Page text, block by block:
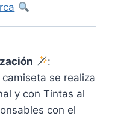
:
se realiza
y con Tintas al
con el